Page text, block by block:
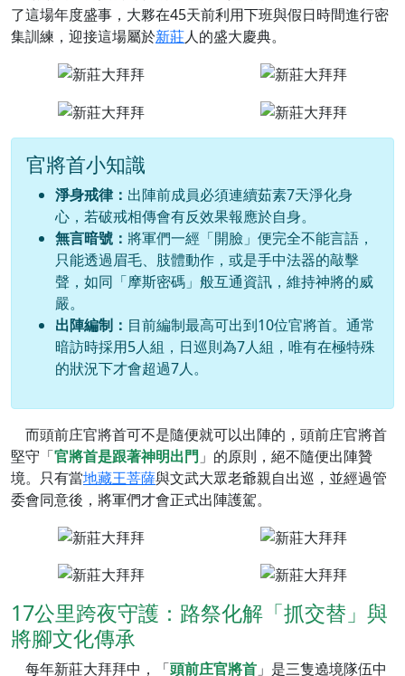
了這場年度盛事，大夥在45天前利用下班與假日時間進行密
集訓練，迎接這場屬於新莊人的盛大慶典。
官將首小知識
淨身戒律： 出陣前成員必須連續茹素7天淨化身
心，若破戒相傳會有反效果報應於自身。
無言暗號： 將軍們一經「開臉」便完全不能言語，
只能透過眉毛、肢體動作，或是手中法器的敲擊
聲，如同「摩斯密碼」般互通資訊，維持神將的威
嚴。
出陣編制： 目前編制最高可出到10位官將首。通常
暗訪時採用5人組，日巡則為7人組，唯有在極特殊
的狀況下才會超過7人。
而頭前庄官將首可不是隨便就可以出陣的，頭前庄官將首
堅守「官將首是跟著神明出門 」的原則，絕不隨便出陣贊
境。只有當地藏王菩薩與文武大眾老爺親自出巡，並經過管
委會同意後，將軍們才會正式出陣護駕。
17公里跨夜守護：路祭化解「抓交替」與
將腳文化傳承
每年新莊大拜拜中，「頭前庄官將首 」是三隻遶境隊伍中